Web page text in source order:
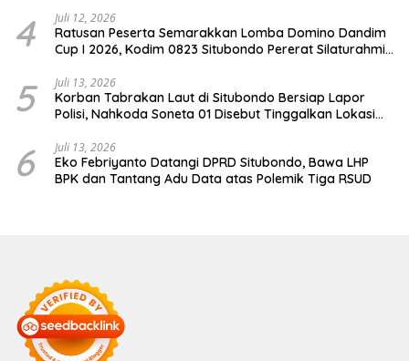
4 Juli 12, 2026
Ratusan Peserta Semarakkan Lomba Domino Dandim
Cup I 2026, Kodim 0823 Situbondo Pererat Silaturahmi
5 Juli 13, 2026
Korban Tabrakan Laut di Situbondo Bersiap Lapor
Polisi, Nahkoda Soneta 01 Disebut Tinggalkan Lokasi
6 Juli 13, 2026
Eko Febriyanto Datangi DPRD Situbondo, Bawa LHP
BPK dan Tantang Adu Data atas Polemik Tiga RSUD